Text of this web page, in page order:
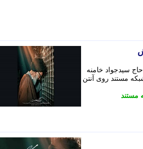
سیدجواد خامنه
مستند روی آنتن
مستند